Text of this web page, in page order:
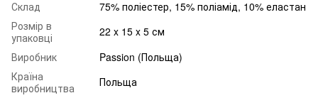
Склад
75% поліестер, 15% поліамід, 10% еластан
Розмір в
упаковці
22 x 15 x 5 см
Виробник
Passion (Польща)
Країна
виробництва
Польща